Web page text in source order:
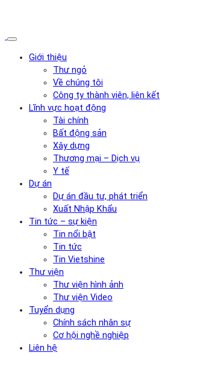
Giới thiệu
Thư ngỏ
Về chúng tôi
Công ty thành viên, liên kết
Lĩnh vực hoạt động
Tài chính
Bất động sản
Xây dựng
Thương mại – Dịch vụ
Y tế
Dự án
Dự án đầu tư, phát triển
Xuất Nhập Khẩu
Tin tức – sự kiện
Tin nổi bật
Tin tức
Tin Vietshine
Thư viện
Thư viện hình ảnh
Thư viện Video
Tuyển dụng
Chính sách nhân sự
Cơ hội nghề nghiệp
Liên hệ